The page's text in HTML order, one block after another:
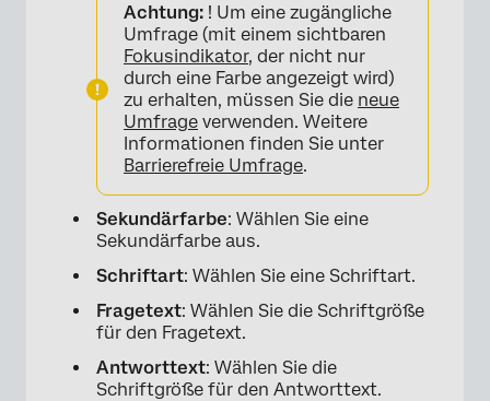
Achtung: ! Um eine zugängliche
Umfrage (mit einem sichtbaren
Fokusindikator, der nicht nur
durch eine Farbe angezeigt wird)
zu erhalten, müssen Sie die neue
Umfrage verwenden. Weitere
Informationen finden Sie unter
Barrierefreie Umfrage.
Sekundärfarbe: Wählen Sie eine
Sekundärfarbe aus.
Schriftart: Wählen Sie eine Schriftart.
Fragetext: Wählen Sie die Schriftgröße
für den Fragetext.
Antworttext: Wählen Sie die
Schriftgröße für den Antworttext.